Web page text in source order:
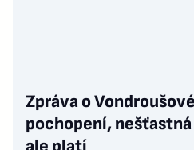
Zpráva o
pochopení,